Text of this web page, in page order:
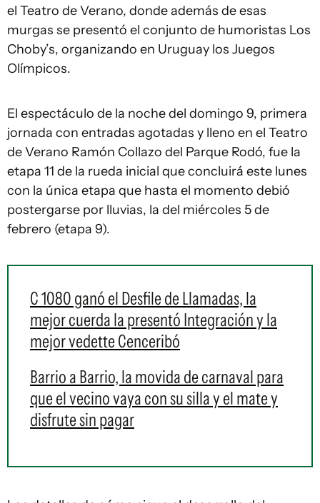
el Teatro de Verano, donde además de esas
murgas se presentó el conjunto de humoristas Los
Choby’s, organizando en Uruguay los Juegos
Olímpicos.
El espectáculo de la noche del domingo 9, primera
jornada con entradas agotadas y lleno en el Teatro
de Verano Ramón Collazo del Parque Rodó, fue la
etapa 11 de la rueda inicial que concluirá este lunes
con la única etapa que hasta el momento debió
postergarse por lluvias, la del miércoles 5 de
febrero (etapa 9).
C 1080 ganó el Desfile de Llamadas, la
mejor cuerda la presentó Integración y la
mejor vedette Cenceribó
Barrio a Barrio, la movida de carnaval para
que el vecino vaya con su silla y el mate y
disfrute sin pagar